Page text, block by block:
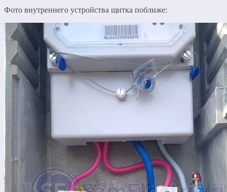
Фото внутреннего устройства щитка поближе: